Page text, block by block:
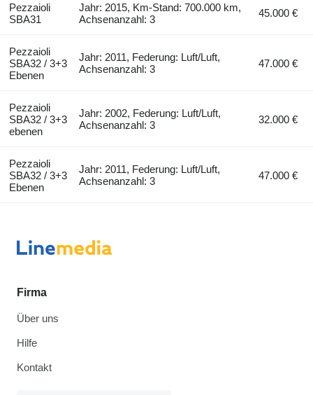
Pezzaioli
SBA31
Jahr: 2015, Km-Stand: 700.000 km,
Achsenanzahl: 3
45.000 €
Pezzaioli
SBA32 / 3+3
Ebenen
Jahr: 2011, Federung: Luft/Luft,
Achsenanzahl: 3
47.000 €
Pezzaioli
SBA32 / 3+3
ebenen
Jahr: 2002, Federung: Luft/Luft,
Achsenanzahl: 3
32.000 €
Pezzaioli
SBA32 / 3+3
Ebenen
Jahr: 2011, Federung: Luft/Luft,
Achsenanzahl: 3
47.000 €
Firma
Über uns
Hilfe
Kontakt